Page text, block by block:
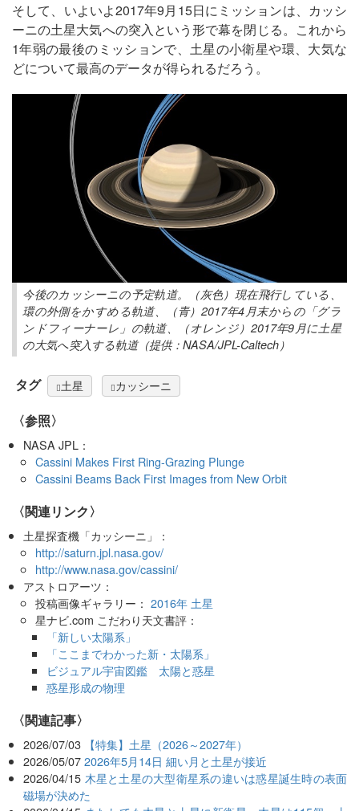
そして、いよいよ2017年9月15日にミッションは、カッシ
ーニの土星大気への突入という形で幕を閉じる。これから
1年弱の最後のミッションで、土星の小衛星や環、大気な
どについて最高のデータが得られるだろう。
今後のカッシーニの予定軌道。（灰色）現在飛行している、
環の外側をかすめる軌道、（青）2017年4月末からの「グラ
ンドフィーナーレ」の軌道、（オレンジ）2017年9月に土星
の大気へ突入する軌道（提供：NASA/JPL-Caltech）
タグ 土星 カッシーニ
〈参照〉
NASA JPL：
Cassini Makes First Ring-Grazing Plunge
Cassini Beams Back First Images from New Orbit
〈関連リンク〉
土星探査機「カッシーニ」：
http://saturn.jpl.nasa.gov/
http://www.nasa.gov/cassini/
アストロアーツ：
投稿画像ギャラリー： 2016年 土星
星ナビ.com こだわり天文書評：
「新しい太陽系」
「ここまでわかった新・太陽系」
ビジュアル宇宙図鑑 太陽と惑星
惑星形成の物理
関連記事
2026/07/03 【特集】土星（2026～2027年）
2026/05/07 2026年5月14日 細い月と土星が接近
2026/04/15 木星と土星の大型衛星系の違いは惑星誕生時の表面
磁場が決めた